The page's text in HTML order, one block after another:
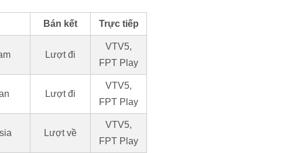
Bán kết Trực tiếp
Lượt đi
VTV5,
FPT Play
Lượt đi
VTV5,
FPT Play
Lượt về
VTV5,
FPT Play